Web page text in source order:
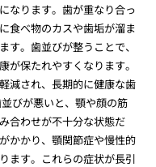
なります。歯が重なり合っ
食べ物のカスや歯垢が溜ま
す。歯並びが整うことで、
が保たれやすくなります。
減され、長期的に健康な歯
びが悪いと、顎や顔の筋
合わせが不十分な状態だ
かかり、顎関節症や慢性的
ます。これらの症状が長引